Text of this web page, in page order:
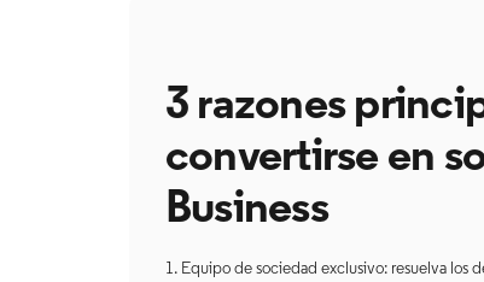
3 razones
convertirse en
Business ​​​​​​​
1. Equipo de sociedad exclusivo: resuelva los